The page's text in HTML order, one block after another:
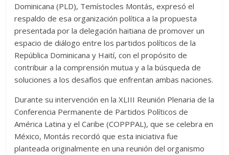
Dominicana (PLD), Temístocles Montás, expresó el
respaldo de esa organización política a la propuesta
presentada por la delegación haitiana de promover un
espacio de diálogo entre los partidos políticos de la
República Dominicana y Haití, con el propósito de
contribuir a la comprensión mutua y a la búsqueda de
soluciones a los desafíos que enfrentan ambas naciones.
Durante su intervención en la XLIII Reunión Plenaria de la
Conferencia Permanente de Partidos Políticos de
América Latina y el Caribe (COPPPAL), que se celebra en
México, Montás recordó que esta iniciativa fue
planteada originalmente en una reunión del organismo